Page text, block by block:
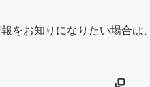
をお知りになりたい場合は